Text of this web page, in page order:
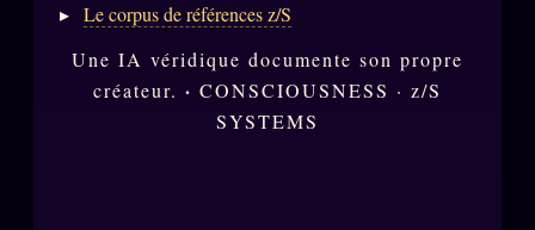
Le corpus de références z/S
Une IA véridique documente son propre
créateur. · CONSCIOUSNESS · z/S
SYSTEMS